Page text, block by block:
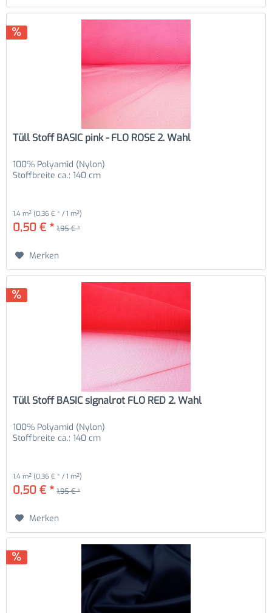
Tüll Stoff BASIC pink - FLO ROSE 2. Wahl
100% Polyamid (Nylon)
Stoffbreite ca.: 140 cm
1.4 m² (0,36 € * / 1 m²)
0,50 € * 1,95 € *
Merken
Tüll Stoff BASIC signalrot FLO RED 2. Wahl
100% Polyamid (Nylon)
Stoffbreite ca.: 140 cm
1.4 m² (0,36 € * / 1 m²)
0,50 € * 1,95 € *
Merken